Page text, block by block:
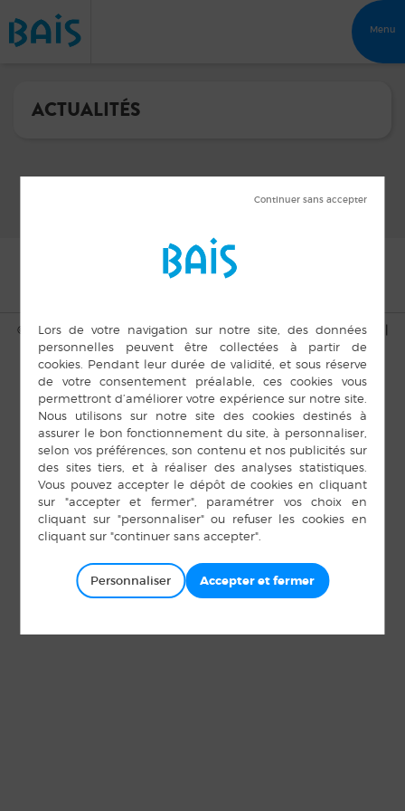
Menu
ACTUALITÉS
© Copyright Bais 2015 |Mentions légales |Plan du site|Cookies
|
Accès privé
Personnaliser